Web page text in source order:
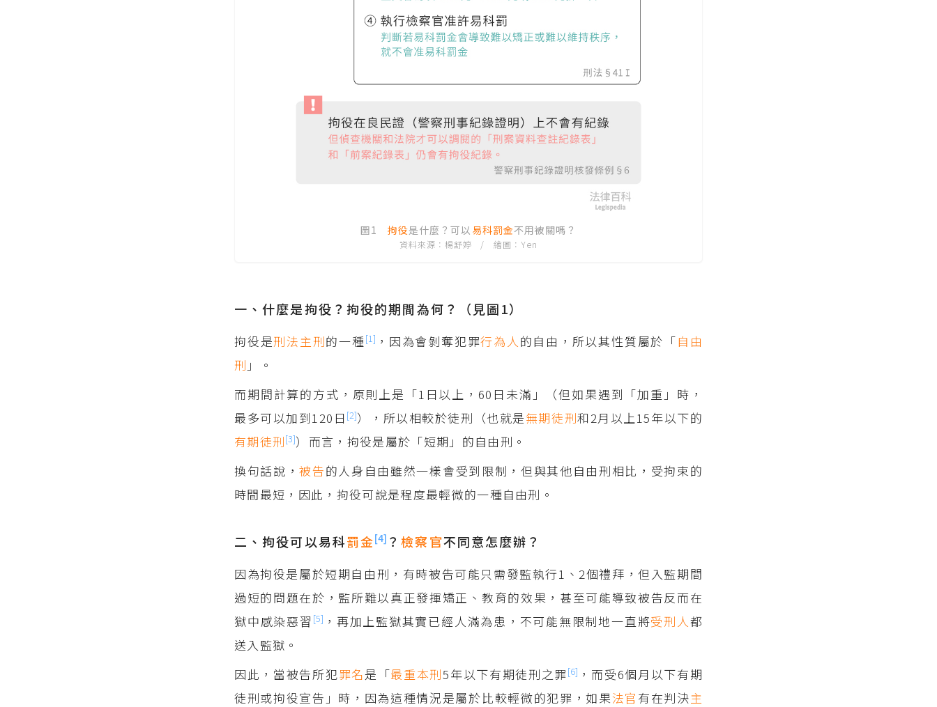
圖1 拘役是什麼？可以 易科罰金不用被關嗎？
資料來源：楊舒婷 / 繪圖：Yen
一、什麼是拘役？拘役的期間為何？（見圖1）
拘役是刑法 主刑的一種 [1] ，因為會剝奪犯罪行為人 的自由，所以其性質屬於「自由
刑 」。
而期間計算的方式，原則上是「1日以上，60日未滿」（但如果遇到「加重」時，
最多可以加到120日 [2]），所以相較於徒刑（也就是無期徒刑和2月以上15年以下的
有期徒刑[3]）而言，拘役是屬於「短期」的自由刑。
換句話說，被告的人身自由雖然一樣會受到限制，但與其他自由刑相比，受拘束的
時間最短，因此，拘役可說是程度最輕微的一種自由刑。
二、拘役可以易科罰金[4] ？檢察官不同意怎麼辦？
因為拘役是屬於短期自由刑，有時被告可能只需發監執行1、2個禮拜，但入監期間
過短的問題在於，監所難以真正發揮矯正、教育的效果，甚至可能導致被告反而在
獄中感染惡習 [5] ，再加上監獄其實已經人滿為患，不可能無限制地一直將受刑人 都
送入監獄。
因此，當被告所犯罪名是「最重本刑5年以下有期徒刑之罪[6] ，而受6個月以下有期
徒刑或拘役宣告」時，因為這種情況是屬於比較輕微的犯罪，如果法官 有在判決主